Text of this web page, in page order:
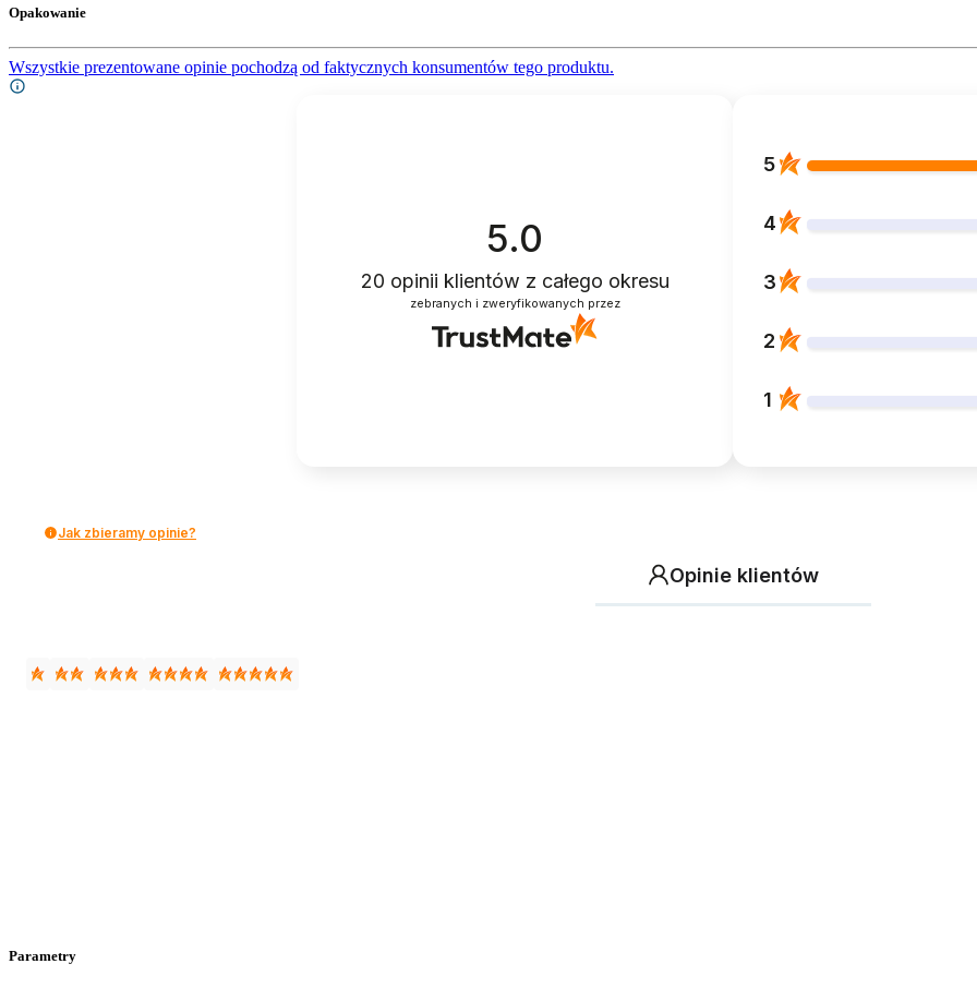
Opakowanie
Wszystkie prezentowane opinie pochodzą od faktycznych konsumentów tego produktu.
5.0
20 opinii klientów z całego okresu
zebranych i zweryfikowanych przez
5
4
3
2
1
Jak zbieramy opinie?
Opinie klientów
Parametry